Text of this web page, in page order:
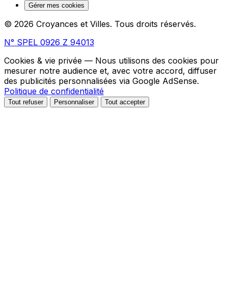
Gérer mes cookies
© 2026 Croyances et Villes. Tous droits réservés.
N° SPEL 0926 Z 94013
Cookies & vie privée — Nous utilisons des cookies pour
mesurer notre audience et, avec votre accord, diffuser
des publicités personnalisées via Google AdSense.
Politique de confidentialité
Tout refuser Personnaliser Tout accepter